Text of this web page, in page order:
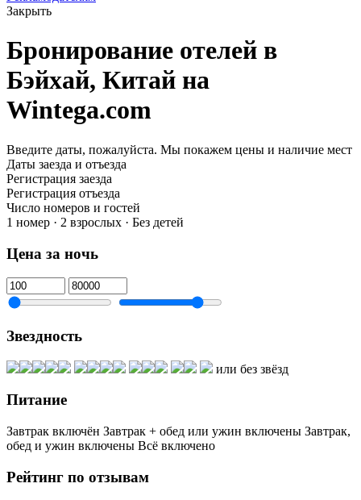
Закрыть
Бронирование отелей в
Бэйхай, Китай на
Wintega.com
Введите даты, пожалуйста. Мы покажем цены и наличие мест
Даты заезда и отъезда
Регистрация заезда
Регистрация отъезда
Число номеров и гостей
1 номер · 2 взрослых · Без детей
Цена за ночь
Звездность
или без звёзд
Питание
Завтрак включён Завтрак + обед или ужин включены Завтрак,
обед и ужин включены Всё включено
Рейтинг по отзывам